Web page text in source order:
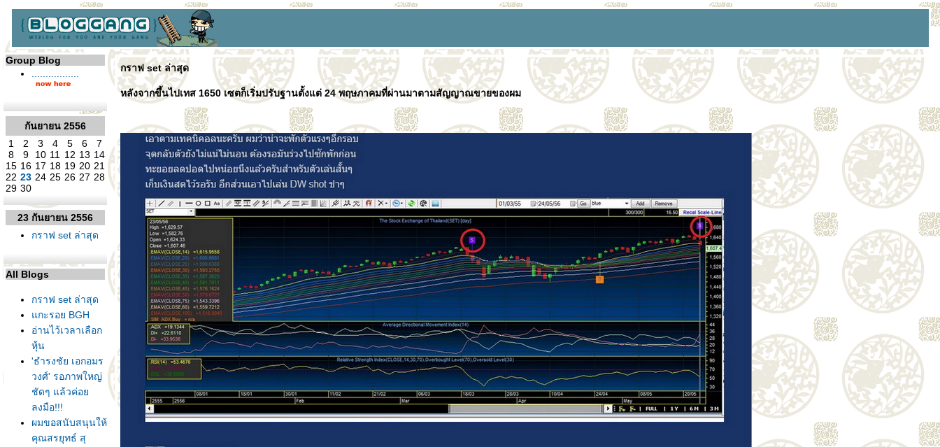
Group Blog
กันยายน 2556
1
2 3 4 5 6
7
8
9 10 11 12 13 14
15 16 17 18 19 20 21
22 23 24 25 26 27 28
29 30
23 กันยายน 2556
กราฟ set ล่าสุด
All Blogs
กราฟ set ล่าสุด
กะรอย BGH
อ่านไว้เวลาเลือก
หุ้น
'ธำรงชัย เอกอมร
วงศ์' รอภาพใหญ่
ชัดๆ แล้วค่อ
ลงมือ!!!
ผมขอสนับสนุนให้
คุณสรยุทธ์ สุ
กราฟ set ล่าสุด
หลังจากขึ้นไปเทส 1650 เซตก็เริ่มปรับฐานตั้งแต่ 24 พฤษภาคมที่ผ่านมาตามสัญญาณขายของผม